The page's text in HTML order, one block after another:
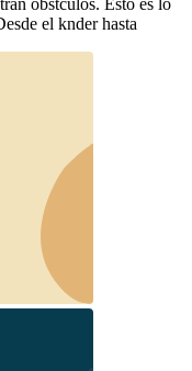
el knder hasta